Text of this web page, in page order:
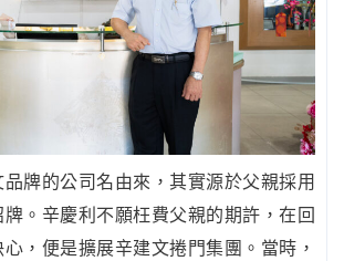
的公司名由來，其實源於父親採用
。辛慶利不願枉費父親的期許，在回
，便是擴展辛建文捲門集團。當時，